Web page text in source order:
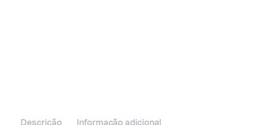
Descrição Informação adicional